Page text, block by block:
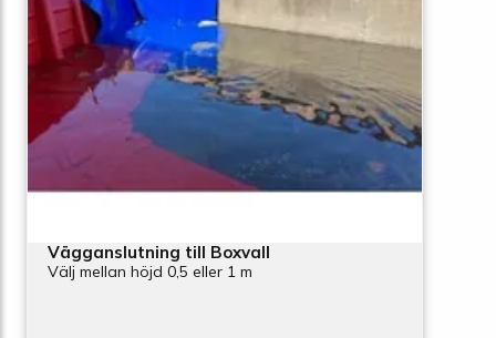
Vägganslutning till Boxvall
Välj mellan höjd 0,5 eller 1 m